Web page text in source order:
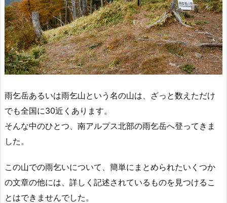
雨乞岳あるいは雨乞山という名の山は、ざっと数えただけ
でも全国に30近くあります。
そんな中のひとつ、南アルプス北部の雨乞岳へ登ってきま
した。
この山での雨乞いについて、簡単にまとめられたいくつか
の文章の他には、詳しく記述されているものを見つけるこ
とはできませんでした。